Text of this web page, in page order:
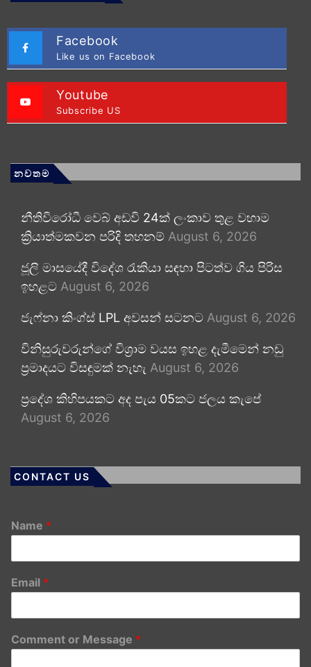
Facebook
Like us on Facebook
Youtube
Subscribe US
නවතම
නීතිවිරෝධී වෙබ් අඩවි 24ක් ලංකාව තුළ වහාම
ක්‍රියාත්මකවන පරිදි තහනම් August 6, 2026
ජූලි මාසයේදී විදේශ රැකියා සඳහා පිටත්ව ගිය පිරිස
ඉහළට August 6, 2026
ජැෆ්නා කිංග්ස් LPL අවසන් සටනට August 6, 2026
විනිසුරුවරුන්ගේ විශ්‍රාම වයස ඉහළ දැමීමෙන් නඩු
ප්‍රමාදයට විසඳුමක් නැහැ August 6, 2026
ප්‍රදේශ කිහිපයකට අද පැය 05කට ජලය කැපේ
August 6, 2026
CONTACT US
Name *
Email *
Comment or Message *